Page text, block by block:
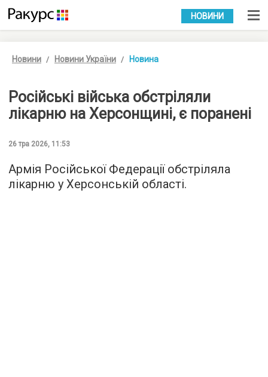
УКР РУС
НОВИНИ
Новини Новини України Новина
Російські війська обстріляли
лікарню на Херсонщині, є поранені
26 тра 2026, 11:53
Армія Російської Федерації обстріляла
лікарню у Херсонській області.